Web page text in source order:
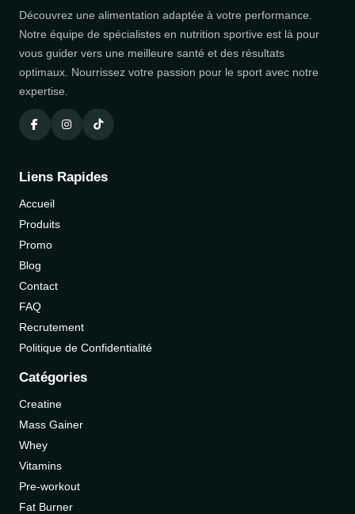
Découvrez une alimentation adaptée à votre performance.
Notre équipe de spécialistes en nutrition sportive est là pour
vous guider vers une meilleure santé et des résultats
optimaux. Nourrissez votre passion pour le sport avec notre
expertise.
Liens Rapides
Accueil
Produits
Promo
Blog
Contact
FAQ
Recrutement
Politique de Confidentialité
Catégories
Creatine
Mass Gainer
Whey
Vitamins
Pre-workout
Fat Burner